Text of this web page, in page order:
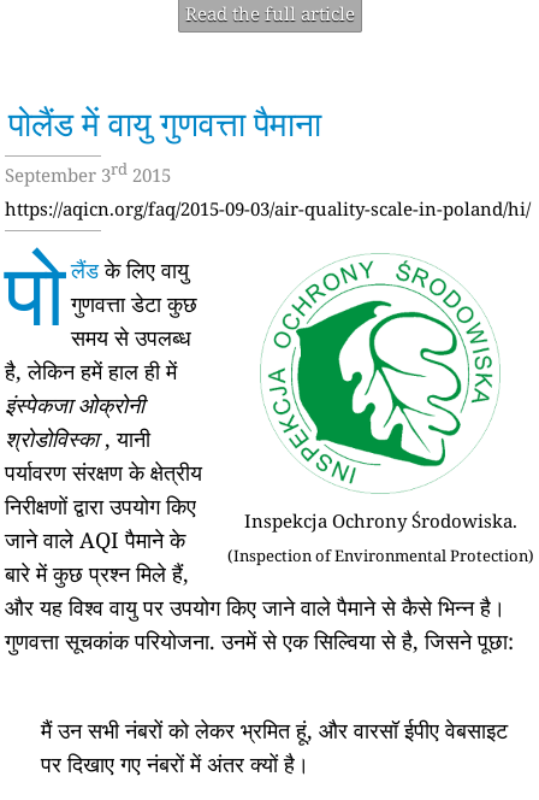
Read the full article
पोलैंड में वायु गुणवत्ता पैमाना
September 3rd 2015
https://aqicn.org/faq/2015-09-03/air-quality-scale-in-poland/hi/
Inspekcja Ochrony Środowiska.
(Inspection of Environmental Protection)
पोलैंडके लिए वायु
गुणवत्ता डेटा कुछ
समय से उपलब्ध
है, लेकिन हमें हाल ही में
इंस्पेकजा ओक्रोनी
श्रोडोविस्का, यानी
पर्यावरण संरक्षण के क्षेत्रीय
निरीक्षणों द्वारा उपयोग किए
जाने वाले AQI पैमाने के
बारे में कुछ प्रश्न मिले हैं,
और यह विश्व वायु पर उपयोग किए जाने वाले पैमाने से कैसे भिन्न है।
गुणवत्ता सूचकांक परियोजना. उनमें से एक सिल्विया से है, जिसने पूछा:
मैं उन सभी नंबरों को लेकर भ्रमित हूं, और वारसॉ ईपीए वेबसाइट
पर दिखाए गए नंबरों में अंतर क्यों है।